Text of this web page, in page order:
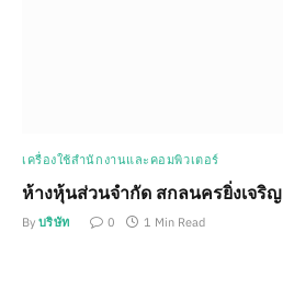
เครื่องใช้สำนักงานและคอมพิวเตอร์
ห้างหุ้นส่วนจำกัด สกลนครยิ่งเจริญ
By บริษัท 0 1 Min Read